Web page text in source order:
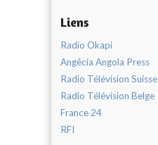
Liens
Radio Okapi
Angêcia Angola Press
Radio Télévision Suisse
Radio Télévision Belge
France 24
RFI